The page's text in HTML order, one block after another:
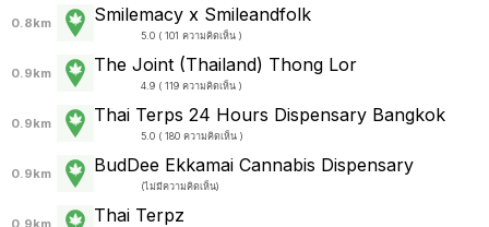
0.8km Smilemacy x Smileandfolk
5.0 ( 101 ความคิดเห็น )
0.9km The Joint (Thailand) Thong Lor
4.9 ( 119 ความคิดเห็น )
0.9km Thai Terps 24 Hours Dispensary Bangkok
5.0 ( 180 ความคิดเห็น )
0.9km BudDee Ekkamai Cannabis Dispensary
(ไม่มีความคิดเห็น)
Thai Terpz